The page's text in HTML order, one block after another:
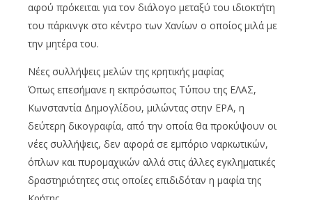
αφού πρόκειται για τον διάλογο μεταξύ του ιδιοκτήτη
του πάρκινγκ στο κέντρο των Χανίων ο οποίος μιλά με
την μητέρα του.
Νέες συλλήψεις μελών της κρητικής μαφίας
Όπως επεσήμανε η εκπρόσωπος Τύπου της ΕΛΑΣ,
Κωνσταντία Δημογλίδου, μιλώντας στην ΕΡΑ, η
δεύτερη δικογραφία, από την οποία θα προκύψουν οι
νέες συλλήψεις, δεν αφορά σε εμπόριο ναρκωτικών,
όπλων και πυρομαχικών αλλά στις άλλες εγκληματικές
δραστηριότητες στις οποίες επιδιδόταν η μαφία της